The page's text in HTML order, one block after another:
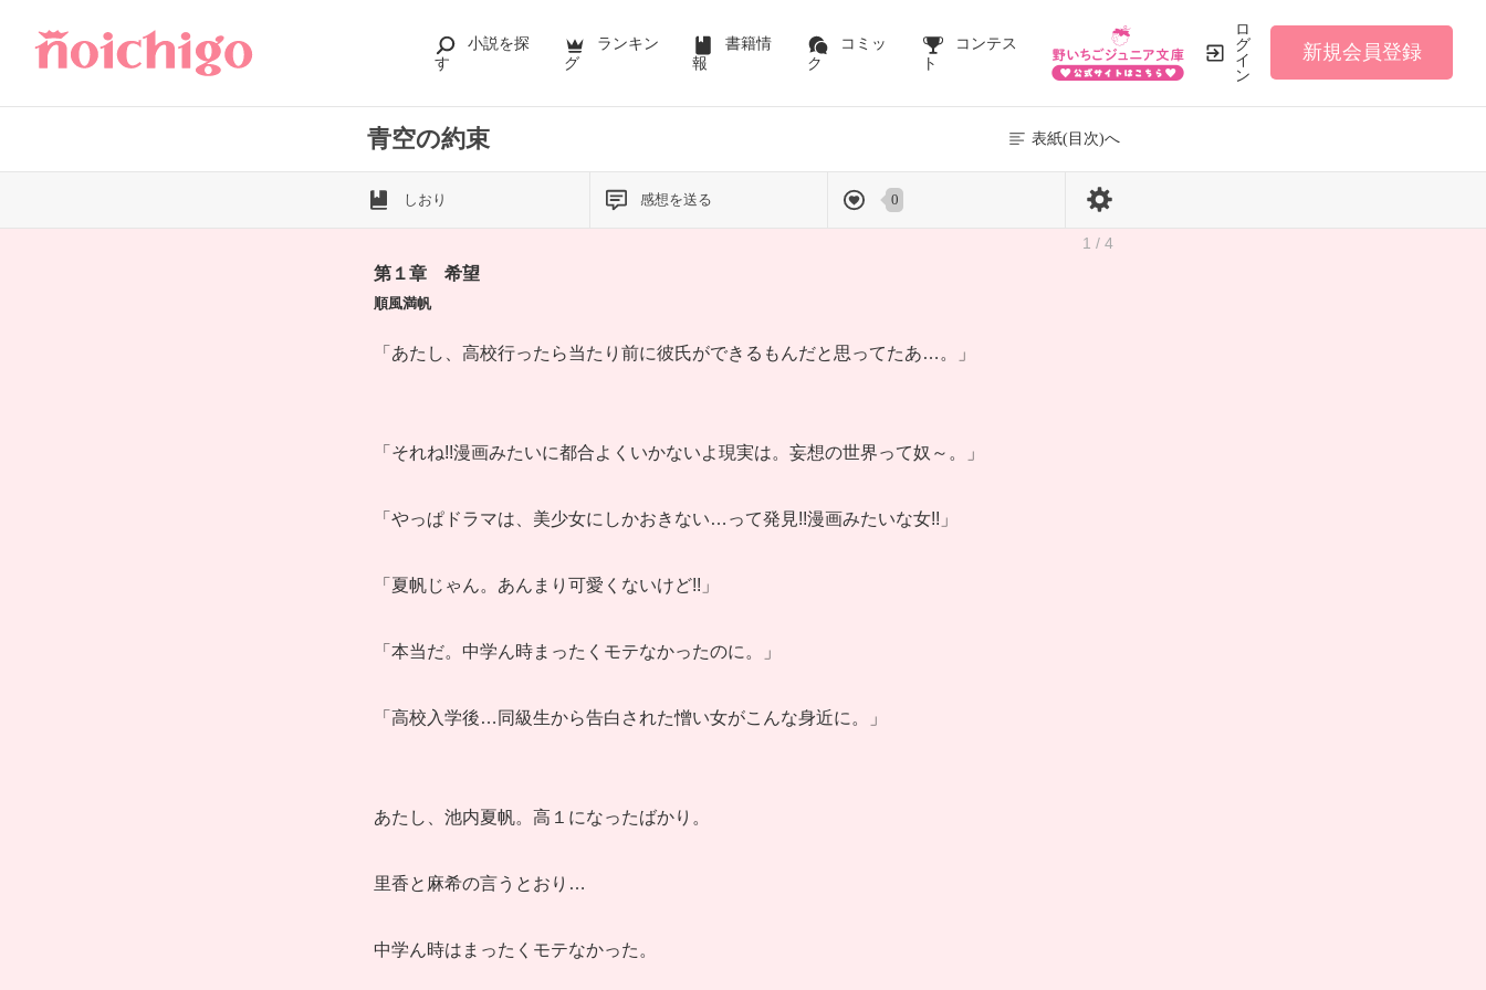
小説を探
す
ランキン
グ
書籍情
報
コミッ
ク
コンテス
ト
ロ
グ
イ
ン
新規会員登録
青空の約束 表紙(目次)へ
しおり 感想を送る 0
1 / 4
第１章 希望
順風満帆
「あたし、高校行ったら当たり前に彼氏ができるもんだと思ってたあ…。」
「それね!!漫画みたいに都合よくいかないよ現実は。妄想の世界って奴～。」
「やっぱドラマは、美少女にしかおきない…って発見!!漫画みたいな女!!」
「夏帆じゃん。あんまり可愛くないけど!!」
「本当だ。中学ん時まったくモテなかったのに。」
「高校入学後…同級生から告白された憎い女がこんな身近に。」
あたし、池内夏帆。高１になったばかり。
里香と麻希の言うとおり…
中学ん時はまったくモテなかった。